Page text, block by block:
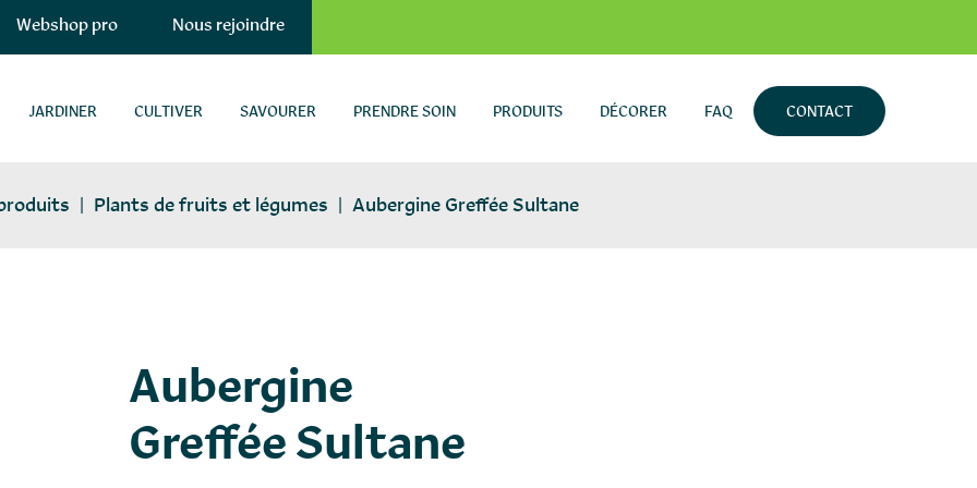
Webshop pro Nous rejoindre
JARDINER CULTIVER SAVOURER PRENDRE SOIN PRODUITS DÉCORER FAQ CONTACT
| Plants de fruits et légumes | Aubergine Greffée Sultane
Aubergine
Greffée Sultane